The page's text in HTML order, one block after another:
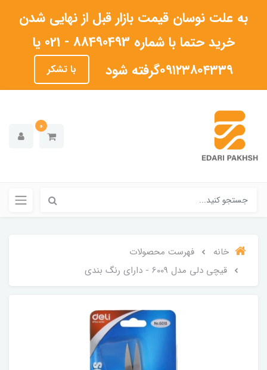
به علت نوسان قیمت بازار قبل از نهایی شدن
خرید حتما با شماره 88490493 - 021 یا
۰۹۱۲۳۸۰۴۳۳۹گرفته شود
با تشکر
0
خانه
فهرست محصولات
قیچی دلی مدل 6009 - دارای رنگ بندی